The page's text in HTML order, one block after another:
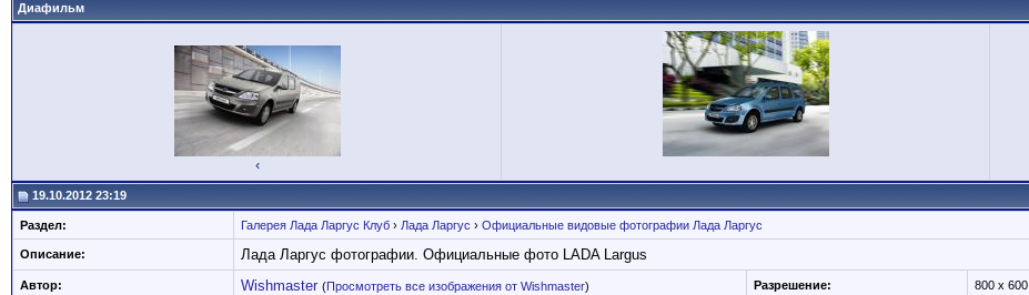
Диафильм
‹
19.10.2012 23:19
Раздел: Галерея Лада Ларгус Клуб › Лада Ларгус › Официальные видовые фотографии Лада Ларгус
Описание: Лада Ларгус фотографии. Официальные фото LADA Largus
Автор: Wishmaster (Просмотреть все изображения от Wishmaster) Разрешение: 800 x 600